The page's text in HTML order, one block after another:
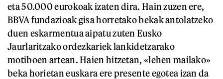
eta 50.000 eurokoak izaten dira. Hain zuzen ere,
BBVA fundazioak gisa horretako bekak antolatzeko
duen eskarmentua aipatu zuten Eusko
Jaurlaritzako ordezkariek lankidetzarako
motiboen artean. Haien hitzetan, «lehen mailako»
beka horietan euskara ere presente egotea izan da